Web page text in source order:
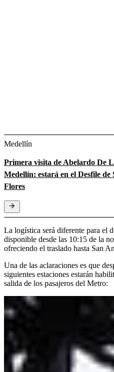
Medellín
Primera visita de Abelardo De
Medellín: estará en el Desfile de
Flores
La logística será diferente para el
disponible desde las 10:15 de la
ofreciendo el traslado hasta San
Una de las aclaraciones es que
siguientes estaciones estarán
salida de los pasajeros del Metro: